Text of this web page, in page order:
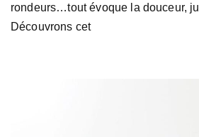
rondeurs…tout évoque la douceur,
Découvrons cet